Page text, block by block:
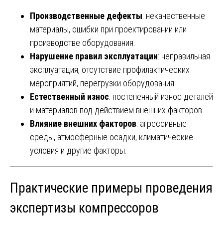
Производственные дефекты: некачественные
материалы, ошибки при проектировании или
производстве оборудования.
Нарушение правил эксплуатации: неправильная
эксплуатация, отсутствие профилактических
мероприятий, перегрузки оборудования.
Естественный износ: постепенный износ деталей
и материалов под действием внешних факторов.
Влияние внешних факторов: агрессивные
среды, атмосферные осадки, климатические
условия и другие факторы.
Практические примеры проведения
экспертизы компрессоров